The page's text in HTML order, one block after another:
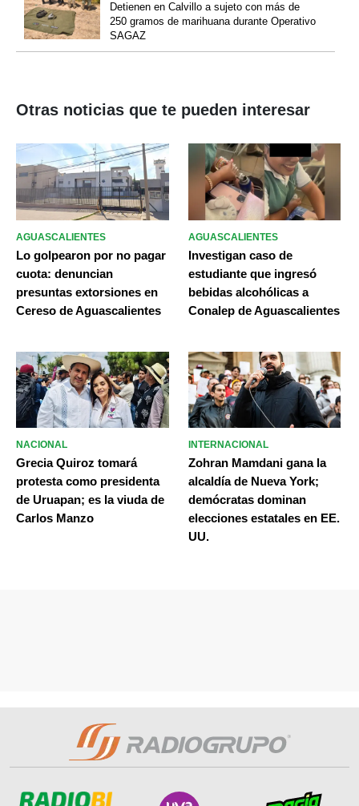
Detienen en Calvillo a sujeto con más de
250 gramos de marihuana durante Operativo
SAGAZ
Otras noticias que te pueden interesar
AGUASCALIENTES
Lo golpearon por no pagar
cuota: denuncian
presuntas extorsiones en
Cereso de Aguascalientes
AGUASCALIENTES
Investigan caso de
estudiante que ingresó
bebidas alcohólicas a
Conalep de Aguascalientes
NACIONAL
Grecia Quiroz tomará
protesta como presidenta
de Uruapan; es la viuda de
Carlos Manzo
INTERNACIONAL
Zohran Mamdani gana la
alcaldía de Nueva York;
demócratas dominan
elecciones estatales en EE.
UU.